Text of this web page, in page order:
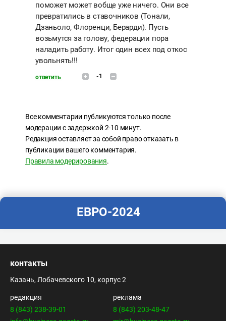
поможет может вобще уже ничего. Они все
превратились в ставочников (Тонали,
Дзаньоло, Флоренци, Берарди). Пусть
возьмутся за голову, федерации пора
наладить работу. Итог один всех под откос
увольнять!!!
ответить -1
Все комментарии публикуются только после
модерации с задержкой 2-10 минут.
Редакция оставляет за собой право отказать в
публикации вашего комментария.
Правила модерирования.
ЕВРО-2024
контакты
Казань, Лобачевского 10, корпус 2
редакция
8 (843) 238-39-01
реклама
8 (843) 203-48-47